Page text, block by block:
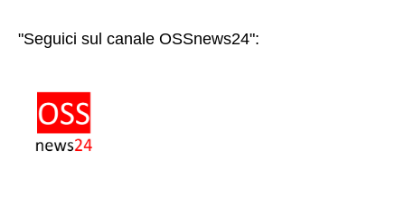
"Seguici sul canale OSSnews24":